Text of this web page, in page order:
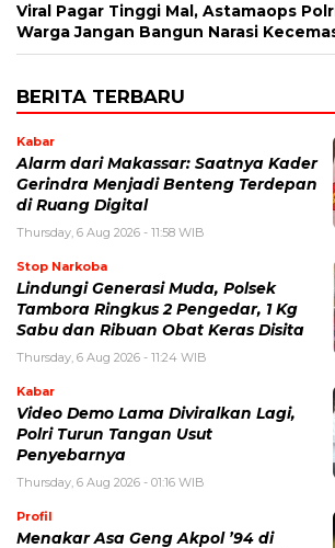
Viral Pagar Tinggi Mal, Astamaops
Warga Jangan Bangun Narasi
BERITA TERBARU
Kabar
Alarm dari Makassar: Saatnya Kader
Gerindra Menjadi Benteng Terdepan
di Ruang Digital
Thursday, 6 Aug 2026 - 11:58 WIB
Stop Narkoba
Lindungi Generasi Muda, Polsek
Tambora Ringkus 2 Pengedar, 1 Kg
Sabu dan Ribuan Obat Keras Disita
Thursday, 6 Aug 2026 - 11:24 WIB
Kabar
Video Demo Lama Diviralkan Lagi,
Polri Turun Tangan Usut
Penyebarnya
Thursday, 6 Aug 2026 - 01:16 WIB
Profil
Menakar Asa Geng Akpol ’94 di